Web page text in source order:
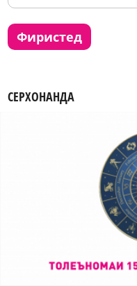
фиристед
СЕРХОНАНДА